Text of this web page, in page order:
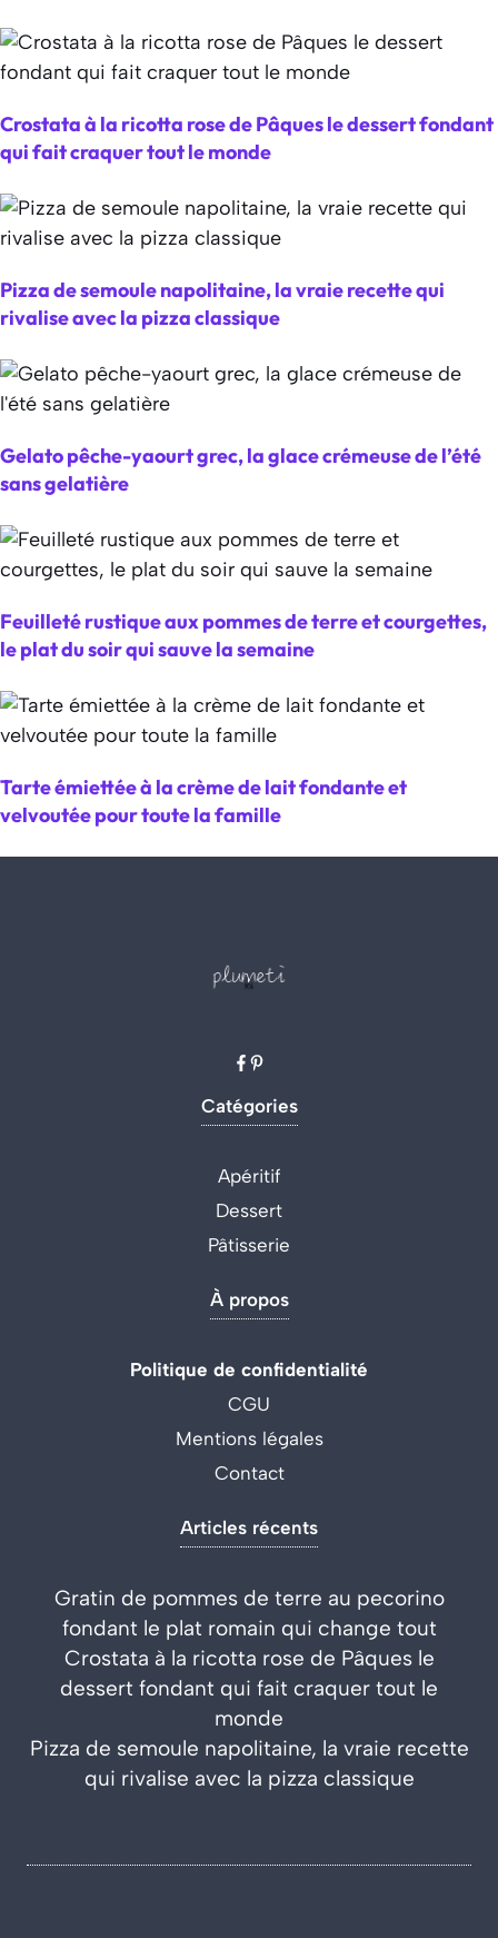
Crostata à la ricotta rose de Pâques le dessert fondant
qui fait craquer tout le monde
Pizza de semoule napolitaine, la vraie recette qui
rivalise avec la pizza classique
Gelato pêche-yaourt grec, la glace crémeuse de l’été
sans gelatière
Feuilleté rustique aux pommes de terre et courgettes,
le plat du soir qui sauve la semaine
Tarte émiettée à la crème de lait fondante et
velvoutée pour toute la famille
Catégories
Apéritif
Dessert
Pâtisserie
À propos
Politique de confidentialité
CGU
Mentions légales
Contact
Articles récents
Gratin de pommes de terre au pecorino
fondant le plat romain qui change tout
Crostata à la ricotta rose de Pâques le
dessert fondant qui fait craquer tout le
monde
Pizza de semoule napolitaine, la vraie recette
qui rivalise avec la pizza classique